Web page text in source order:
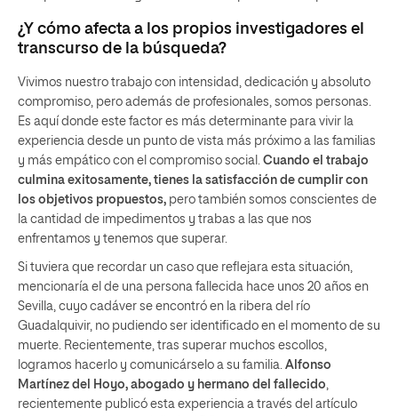
¿Y cómo afecta a los propios investigadores el
transcurso de la búsqueda?
Vivimos nuestro trabajo con intensidad, dedicación y absoluto
compromiso, pero además de profesionales, somos personas.
Es aquí donde este factor es más determinante para vivir la
experiencia desde un punto de vista más próximo a las familias
y más empático con el compromiso social. Cuando el trabajo
culmina exitosamente, tienes la satisfacción de cumplir con
los objetivos propuestos, pero también somos conscientes de
la cantidad de impedimentos y trabas a las que nos
enfrentamos y tenemos que superar.
Si tuviera que recordar un caso que reflejara esta situación,
mencionaría el de una persona fallecida hace unos 20 años en
Sevilla, cuyo cadáver se encontró en la ribera del río
Guadalquivir, no pudiendo ser identificado en el momento de su
muerte. Recientemente, tras superar muchos escollos,
logramos hacerlo y comunicárselo a su familia. Alfonso
Martínez del Hoyo, abogado y hermano del fallecido
recientemente publicó esta experiencia a través del artículo